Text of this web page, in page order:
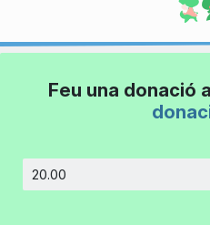
Feu una donació